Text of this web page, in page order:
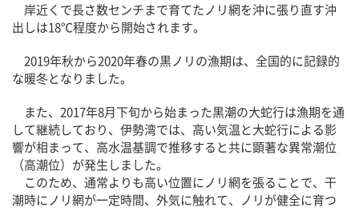
岸近くで長さ数センチまで育てたノリ網を沖に張り直す沖
出しは18℃程度から開始されます。
2019年秋から2020年春の黒ノリの漁期は、全国的に記録的
な暖冬となりました。
また、2017年8月下旬から始まった黒潮の大蛇行は漁期を通
して継続しており、伊勢湾では、高い気温と大蛇行による影
響が相まって、高水温基調で推移すると共に顕著な異常潮位
（高潮位）が発生しました。
このため、通常よりも高い位置にノリ網を張ることで、干
潮時にノリ網が一定時間、外気に触れて、ノリが健全に育つ